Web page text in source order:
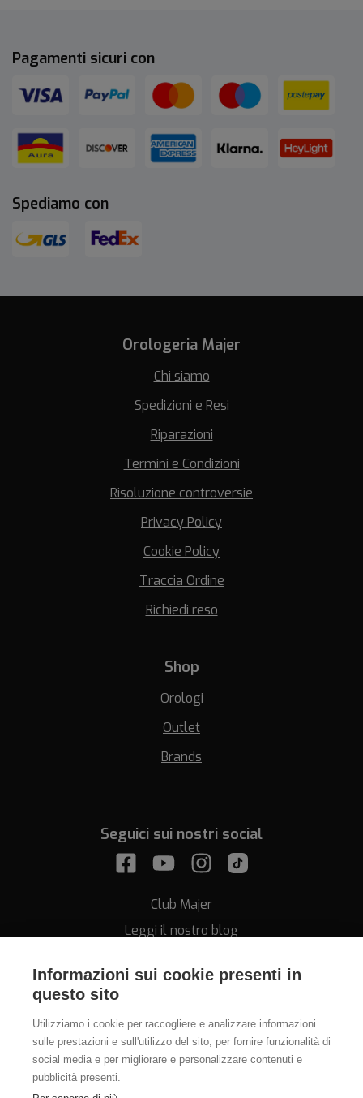
Informazioni sui cookie presenti in
questo sito
Utilizziamo i cookie per raccogliere e analizzare informazioni
sulle prestazioni e sull'utilizzo del sito, per fornire funzionalità di
social media e per migliorare e personalizzare contenuti e
pubblicità presenti.
Pagamenti sicuri con
Spediamo con
Orologeria Majer
Chi siamo
Spedizioni e Resi
Riparazioni
Termini e Condizioni
Risoluzione controversie
Privacy Policy
Cookie Policy
Traccia Ordine
Richiedi reso
Shop
Orologi
Outlet
Brands
Seguici sui nostri social
Club Majer
Leggi il nostro blog
Assistenza